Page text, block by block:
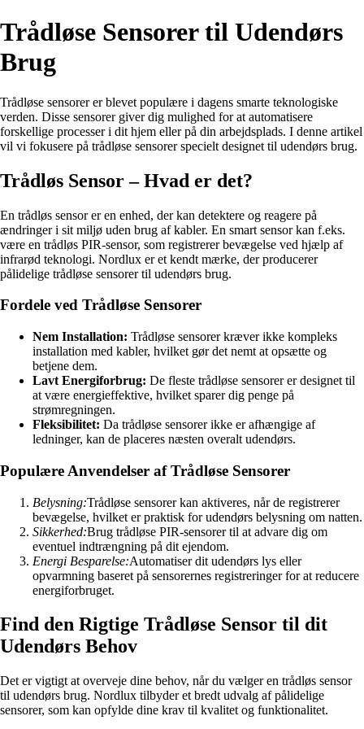
Trådløse Sensorer til Udendørs
Brug
Trådløse sensorer er blevet populære i dagens smarte teknologiske
verden. Disse sensorer giver dig mulighed for at automatisere
forskellige processer i dit hjem eller på din arbejdsplads. I denne artikel
vil vi fokusere på trådløse sensorer specielt designet til udendørs brug.
Trådløs Sensor – Hvad er det?
En trådløs sensor er en enhed, der kan detektere og reagere på
ændringer i sit miljø uden brug af kabler. En smart sensor kan f.eks.
være en trådløs PIR-sensor, som registrerer bevægelse ved hjælp af
infrarød teknologi. Nordlux er et kendt mærke, der producerer
pålidelige trådløse sensorer til udendørs brug.
Fordele ved Trådløse Sensorer
Nem Installation: Trådløse sensorer kræver ikke kompleks
installation med kabler, hvilket gør det nemt at opsætte og
betjene dem.
Lavt Energiforbrug: De fleste trådløse sensorer er designet til
at være energieffektive, hvilket sparer dig penge på
strømregningen.
Fleksibilitet: Da trådløse sensorer ikke er afhængige af
ledninger, kan de placeres næsten overalt udendørs.
Populære Anvendelser af Trådløse Sensorer
Belysning:Trådløse sensorer kan aktiveres, når de registrerer
bevægelse, hvilket er praktisk for udendørs belysning om natten.
Sikkerhed:Brug trådløse PIR-sensorer til at advare dig om
eventuel indtrængning på dit ejendom.
Energi Besparelse:Automatiser dit udendørs lys eller
opvarmning baseret på sensorernes registreringer for at reducere
energiforbruget.
Find den Rigtige Trådløse Sensor til dit
Udendørs Behov
Det er vigtigt at overveje dine behov, når du vælger en trådløs sensor
til udendørs brug. Nordlux tilbyder et bredt udvalg af pålidelige
sensorer, som kan opfylde dine krav til kvalitet og funktionalitet.